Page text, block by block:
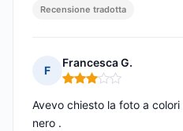
Recensione tradotta
F
Francesca G.
Nota: 3 su 5
Avevo chiesto la foto a
nero .